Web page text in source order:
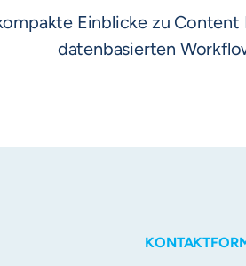
Einblicke zu
datenbasierten